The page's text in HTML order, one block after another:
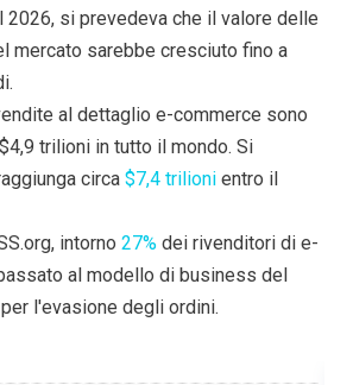
2026, si prevedeva che il valore delle
mercato sarebbe cresciuto fino a
al dettaglio e-commerce sono
trilioni in tutto il mondo. Si
circa $7,4 trilioni entro il
intorno 27% dei rivenditori di e-
al modello di business del
l'evasione degli ordini.